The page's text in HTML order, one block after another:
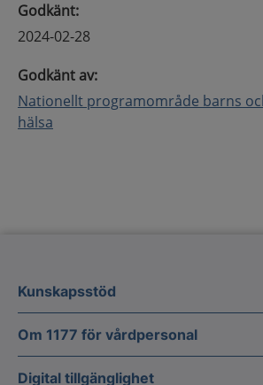
Godkänt:
2024-02-28
Godkänt av:
Nationellt programområde barns
hälsa
Kunskapsstöd
Om 1177 för vårdpersonal
Digital tillgänglighet